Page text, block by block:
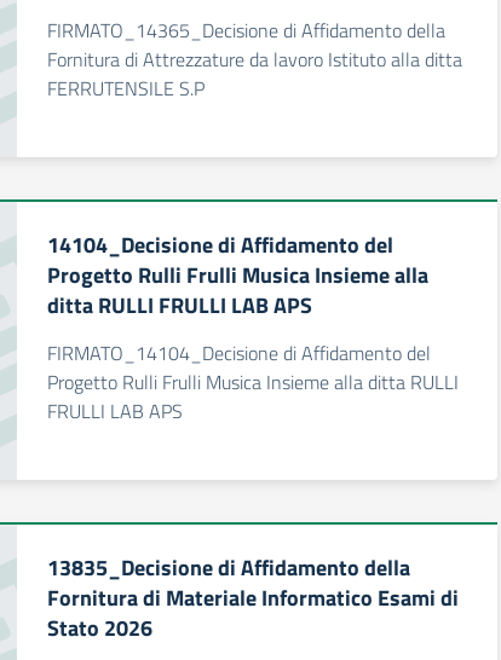
FIRMATO_14365_Decisione di Affidamento della
Fornitura di Attrezzature da lavoro Istituto alla ditta
FERRUTENSILE S.P
14104_Decisione di Affidamento del
Progetto Rulli Frulli Musica Insieme alla
ditta RULLI FRULLI LAB APS
FIRMATO_14104_Decisione di Affidamento del
Progetto Rulli Frulli Musica Insieme alla ditta RULLI
FRULLI LAB APS
13835_Decisione di Affidamento della
Fornitura di Materiale Informatico Esami di
Stato 2026